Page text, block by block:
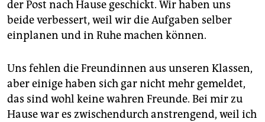
der Post nach Hause geschickt. Wir haben uns
beide verbessert, weil wir die Aufgaben selber
einplanen und in Ruhe machen können.
Uns fehlen die Freundinnen aus unseren Klassen,
aber einige haben sich gar nicht mehr gemeldet,
das sind wohl keine wahren Freunde. Bei mir zu
Hause war es zwischendurch anstrengend, weil ich